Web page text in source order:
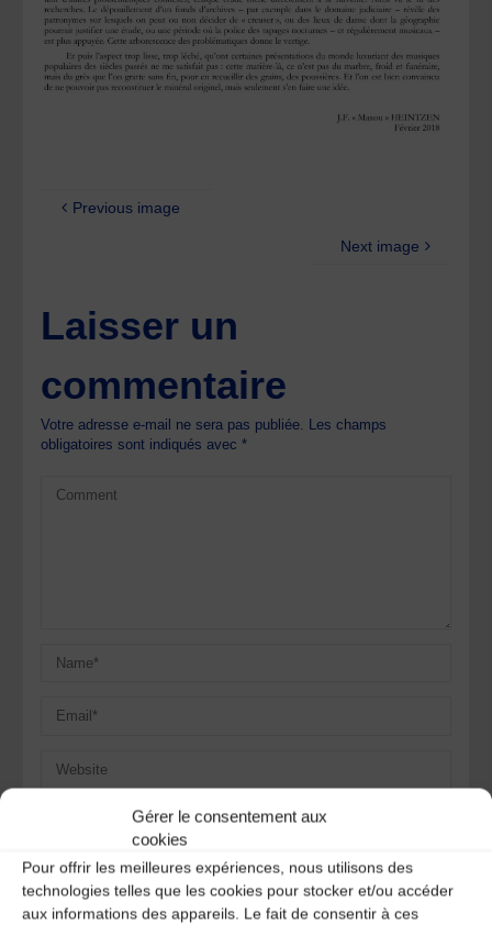
Gérer le consentement aux
cookies
Pour offrir les meilleures expériences, nous utilisons des
technologies telles que les cookies pour stocker et/ou accéder
aux informations des appareils. Le fait de consentir à ces
Previous image
Next image
Laisser un
commentaire
Votre adresse e-mail ne sera pas publiée.
Les champs
obligatoires sont indiqués avec*
Save my name, email, and site URL in my browser for next
time I post a comment.
Ce site utilise Akismet pour réduire les indésirables.En